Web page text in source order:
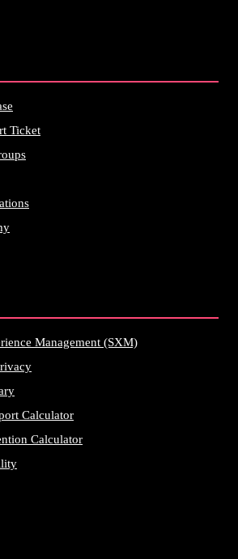
Ticket
Management (SXM)
Calculator
Calculator